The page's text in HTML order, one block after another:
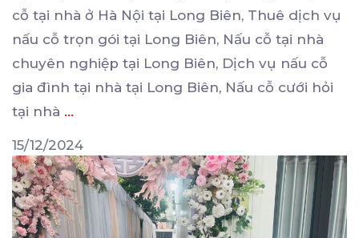
cỗ tại nhà ở Hà Nội tại Long Biên, Thuê dịch vụ
nấu cỗ trọn gói tại Long Biên, Nấu cỗ tại nhà
chuyên nghiệp tại Long Biên, Dịch vụ nấu cỗ
gia đình tại nhà tại Long Biên, Nấu cỗ cưới hỏi
tại nhà ...
15/12/2024